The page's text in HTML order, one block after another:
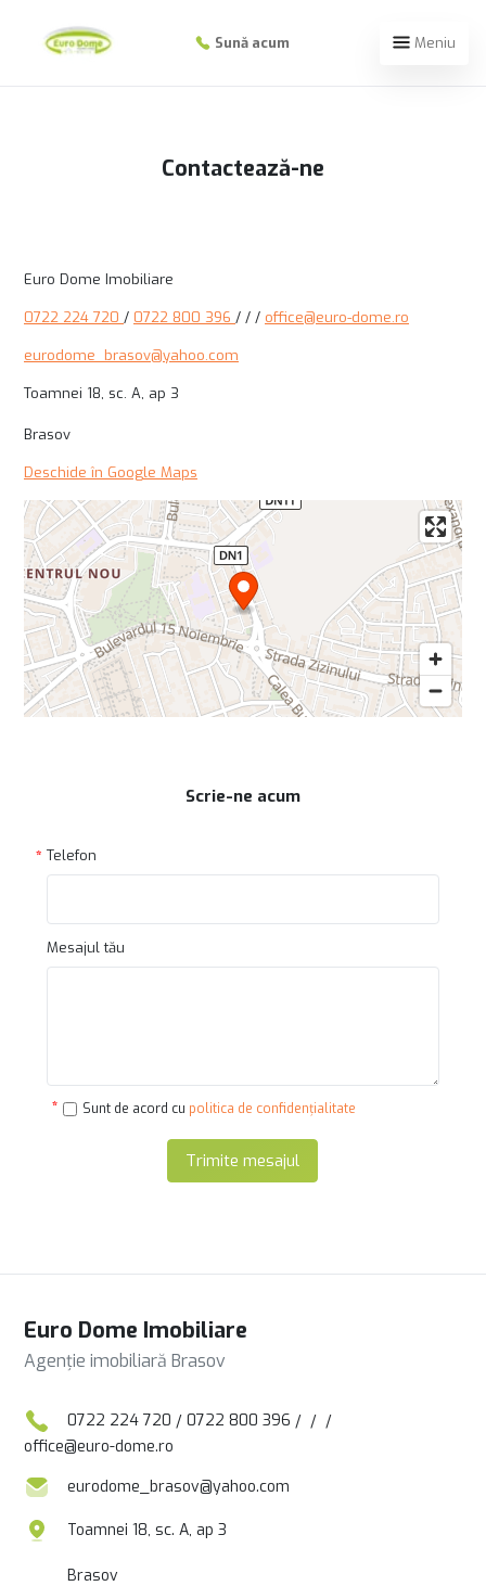
Sună acum Meniu
Contactează-ne
Euro Dome Imobiliare
0722 224 720 / 0722 800 396 / / / office@euro-dome.ro
eurodome_brasov@yahoo.com
Toamnei 18, sc. A, ap 3
Brasov
Deschide în Google Maps
Scrie-ne acum
Telefon
Mesajul tău
Sunt de acord cu politica de confidențialitate
Trimite mesajul
Euro Dome Imobiliare
Agenție imobiliară Brasov
0722 224 720 / 0722 800 396 / / /
office@euro-dome.ro
eurodome_brasov@yahoo.com
Toamnei 18, sc. A, ap 3
Brasov